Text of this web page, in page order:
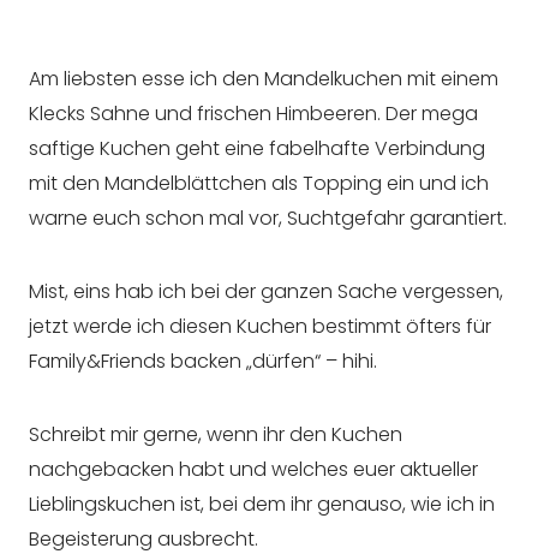
Am liebsten esse ich den Mandelkuchen mit einem
Klecks Sahne und frischen Himbeeren. Der mega
saftige Kuchen geht eine fabelhafte Verbindung
mit den Mandelblättchen als Topping ein und ich
warne euch schon mal vor, Suchtgefahr garantiert.
Mist, eins hab ich bei der ganzen Sache vergessen,
jetzt werde ich diesen Kuchen bestimmt öfters für
Family&Friends backen „dürfen“ – hihi.
Schreibt mir gerne, wenn ihr den Kuchen
nachgebacken habt und welches euer aktueller
Lieblingskuchen ist, bei dem ihr genauso, wie ich in
Begeisterung ausbrecht.